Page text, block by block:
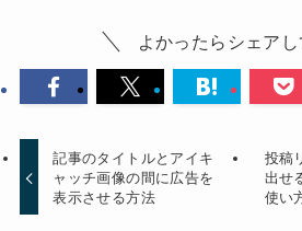
よかったらシェアし
記事のタイトルとアイキ
ャッチ画像の間に広告を
表示させる方法
投稿
出せ
使い